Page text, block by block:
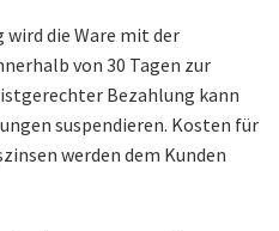
wird die Ware mit der
von 30 Tagen zur
Bezahlung kann
suspendieren. Kosten für
werden dem Kunden